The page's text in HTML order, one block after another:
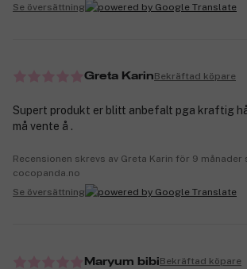
Se översättning
Greta KarinBekräftad köpare
Supert produkt er blitt anbefalt pga kraftig
må vente å .
Recensionen skrevs av Greta Karin för 9 månader
cocopanda.no
Se översättning
Maryum bibiBekräftad köpare